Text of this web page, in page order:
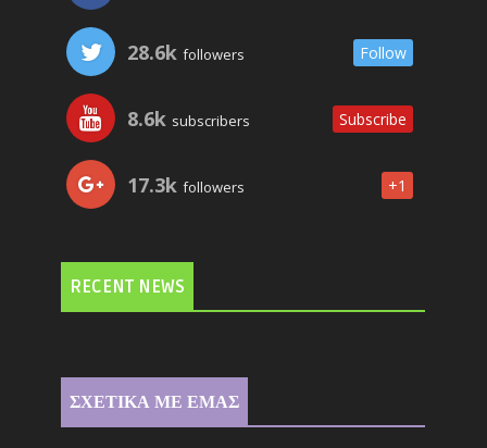
28.6k followers Follow
8.6k subscribers Subscribe
17.3k followers +1
RECENT NEWS
ΣΧΕΤΙΚΑ ΜΕ ΕΜΑΣ